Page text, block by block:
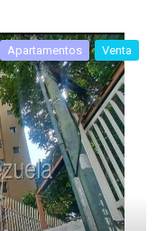
Apartamentos Venta